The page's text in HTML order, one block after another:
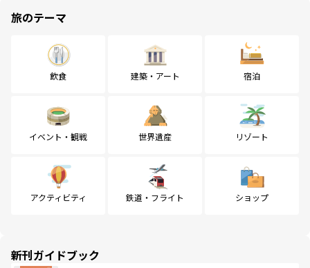
旅のテーマ
飲食 建築・アート 宿泊
イベント・観戦 世界遺産 リゾート
アクティビティ 鉄道・フライト ショップ
新刊ガイドブック